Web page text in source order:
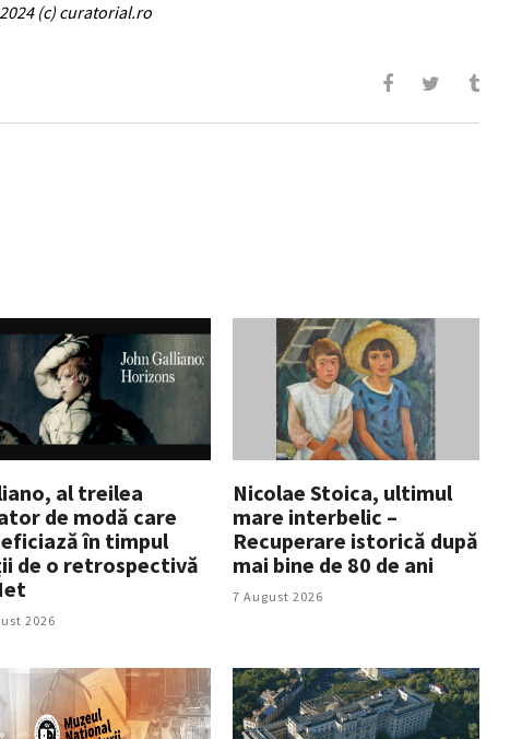
(c) curatorial.ro
al treilea
de modă care
în timpul
de o retrospectivă
2026
Nicolae Stoica, ultimul
mare interbelic –
Recuperare istorică după
mai bine de 80 de ani
7 August 2026